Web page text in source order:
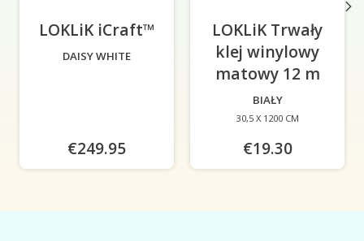
LOKLiK iCraft™
DAISY WHITE
€249.95
LOKLiK Trwały
klej winylowy
matowy 12 m
BIAŁY
30,5 X 1200 CM
€19.30